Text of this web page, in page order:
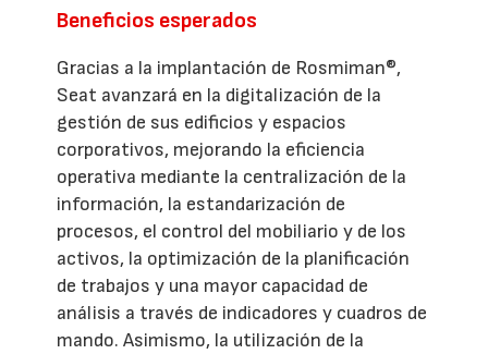
Beneficios esperados
Gracias a la implantación de Rosmiman®,
Seat avanzará en la digitalización de la
gestión de sus edificios y espacios
corporativos, mejorando la eficiencia
operativa mediante la centralización de la
información, la estandarización de
procesos, el control del mobiliario y de los
activos, la optimización de la planificación
de trabajos y una mayor capacidad de
análisis a través de indicadores y cuadros de
mando. Asimismo, la utilización de la